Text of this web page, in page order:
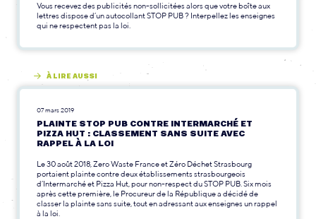
Vous recevez des publicités non-sollicitées alors que votre boîte aux
lettres dispose d’un autocollant STOP PUB ? Interpellez les enseignes
qui ne respectent pas la loi.
À LIRE AUSSI
07 mars 2019
PLAINTE STOP PUB CONTRE INTERMARCHÉ ET
PIZZA HUT : CLASSEMENT SANS SUITE AVEC
RAPPEL À LA LOI
Le 30 août 2018, Zero Waste France et Zéro Déchet Strasbourg
portaient plainte contre deux établissements strasbourgeois
d’Intermarché et Pizza Hut, pour non-respect du STOP PUB. Six mois
après cette première, le Procureur de la République a décidé de
classer la plainte sans suite, tout en adressant aux enseignes un rappel
à la loi.